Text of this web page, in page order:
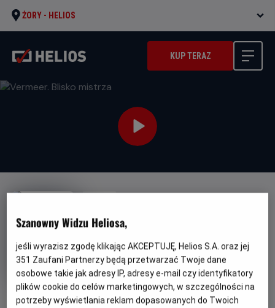
ŻORY - HELIOS
KUP TERAZ
OBSERWUJ
Vermeer. Blisko mistrza
wiek
Czas
trwania
79 min
Kraj
i
rok
produkcji
Dania (2023)
Szanowny Widzu Heliosa,
jeśli wyrazisz zgodę klikając AKCEPTUJĘ, Helios S.A. oraz jej
351 Zaufani Partnerzy będą przetwarzać Twoje dane
osobowe takie jak adresy IP, adresy e-mail czy identyfikatory
plików cookie do celów marketingowych, w szczególności na
potrzeby wyświetlania reklam dopasowanych do Twoich